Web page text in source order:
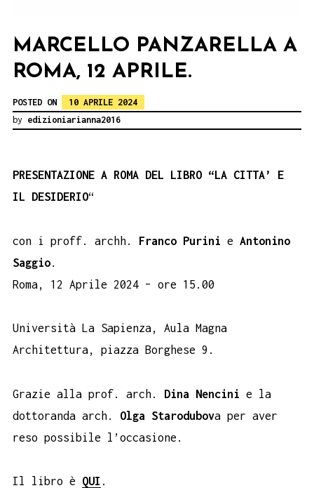
MARCELLO PANZARELLA A
ROMA, 12 APRILE.
POSTED ON
10 APRILE 2024
by edizioniarianna2016
PRESENTAZIONE A ROMA DEL LIBRO “LA CITTA’ E
IL
DESIDERIO“
con i proff. archh. Franco Purini e Antonino
Saggio.
Roma, 12 Aprile 2024 – ore 15.00
Università La Sapienza, Aula Magna
Architettura, piazza Borghese 9.
Grazie alla prof. arch. Dina Nencini e la
dottoranda arch. Olga Starodubova per aver
reso possibile l’occasione.
Il libro è QUI .